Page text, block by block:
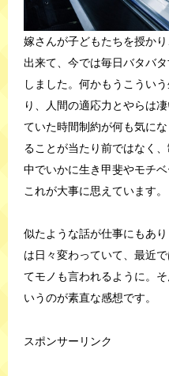
嫁さんが子どもたちを授か
出来て、今では毎日バタバ
しました。何かもうこうい
り、人間の適応力とやらは
ていた時間制約が何も気に
ることが当たり前ではなく
中でいかに生き甲斐やモチ
これが大事に思えています。
似たような話が仕事にもあ
は日々変わっていて、最近
てモノも言われるように。
いうのが素直な感想です。
スポンサーリンク